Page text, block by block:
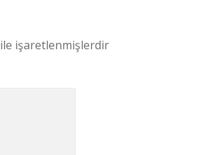
ile işaretlenmişlerdir